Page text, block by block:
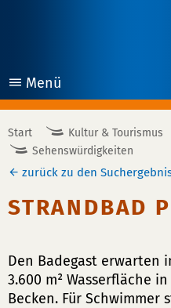
Menü
öffnen
Start Kultur & Tourismus
Sehenswürdigkeiten
zurück zu den
STRANDBAD
Den Badegast erwarten
3.600 m² Wasserfläche
Becken. Für Schwimmer